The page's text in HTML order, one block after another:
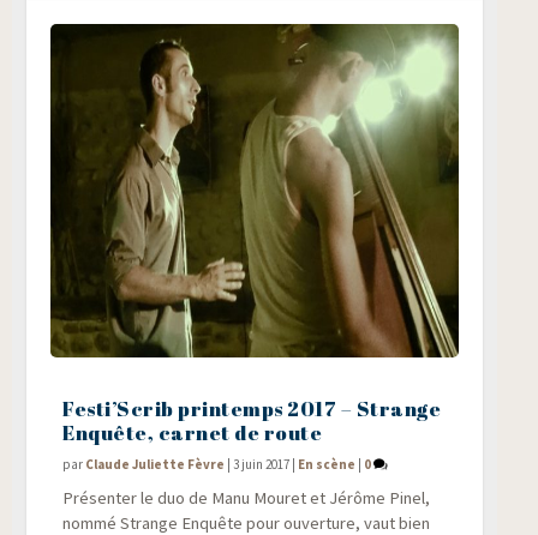
Festi’Scrib printemps 2017 – Strange
Enquête, carnet de route
par Claude Juliette Fèvre |3 juin 2017 | En scène | 0
Pré­sen­ter le duo de Manu Mou­ret et Jérôme Pinel,
nom­mé Strange Enquête pour ouver­ture, vaut bien